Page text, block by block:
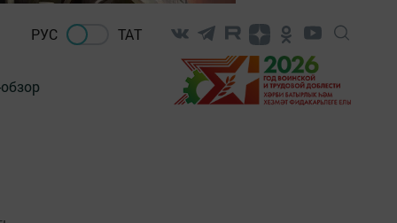
РУС ТАТ